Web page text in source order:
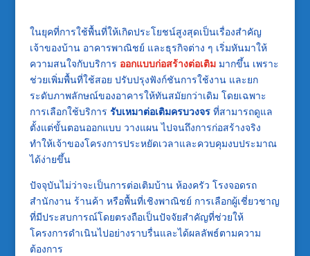
ในยุคที่การใช้พื้นที่ให้เกิดประโยชน์สูงสุดเป็นเรื่องสำคัญ
เจ้าของบ้าน อาคารพาณิชย์ และธุรกิจต่าง ๆ เริ่มหันมาให้
ความสนใจกับบริการ ออกแบบก่อสร้างต่อเติมมากขึ้น เพราะ
ช่วยเพิ่มพื้นที่ใช้สอย ปรับปรุงฟังก์ชันการใช้งาน และยก
ระดับภาพลักษณ์ของอาคารให้ทันสมัยกว่าเดิม โดยเฉพาะ
การเลือกใช้บริการ รับเหมาต่อเติมครบวงจรที่สามารถดูแล
ตั้งแต่ขั้นตอนออกแบบ วางแผน ไปจนถึงการก่อสร้างจริง
ทำให้เจ้าของโครงการประหยัดเวลาและควบคุมงบประมาณ
ได้ง่ายขึ้น
ปัจจุบันไม่ว่าจะเป็นการต่อเติมบ้าน ห้องครัว โรงจอดรถ
สำนักงาน ร้านค้า หรือพื้นที่เชิงพาณิชย์ การเลือกผู้เชี่ยวชาญ
ที่มีประสบการณ์โดยตรงถือเป็นปัจจัยสำคัญที่ช่วยให้
โครงการดำเนินไปอย่างราบรื่นและได้ผลลัพธ์ตามความ
ต้องการ